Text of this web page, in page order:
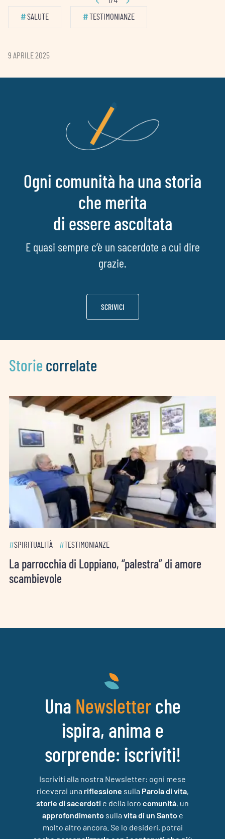
#SALUTE #TESTIMONIANZE
9 APRILE 2025
Ogni comunità ha una storia
che merita
di essere ascoltata
E quasi sempre c’è un sacerdote a cui dire
grazie.
SCRIVICI
Storie correlate
#SPIRITUALITÀ #TESTIMONIANZE
La parrocchia di Loppiano, “palestra” di amore
scambievole
Una Newsletterche
ispira, anima e
sorprende: iscriviti!
Iscriviti alla nostra Newsletter: ogni mese
riceverai una riflessione sulla Parola di vita,
storie di sacerdoti e della loro comunità, un
approfondimento sulla vita di un Santo e
molto altro ancora. Se lo desideri, potrai